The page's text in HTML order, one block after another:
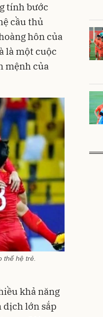
tính bước
cầu thủ
hôn của
là một cuộc
mệnh của
thế hệ trẻ.
khả năng
dịch lớn sắp